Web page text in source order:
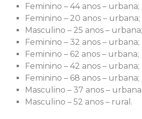
Feminino – 44 anos – urbana;
Feminino – 20 anos – urbana;
Masculino – 25 anos – urbana;
Feminino – 32 anos – urbana;
Feminino – 62 anos – urbana;
Feminino – 42 anos – urbana;
Feminino – 68 anos – urbana;
Masculino – 37 anos – urbana;
Masculino – 52 anos – rural.